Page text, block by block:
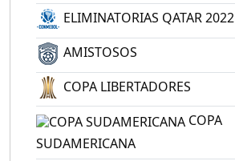
ELIMINATORIAS QATAR 2022
AMISTOSOS
COPA LIBERTADORES
COPA
SUDAMERICANA